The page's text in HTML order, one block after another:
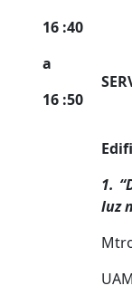
16 :40
a
16 :50
1.
luz